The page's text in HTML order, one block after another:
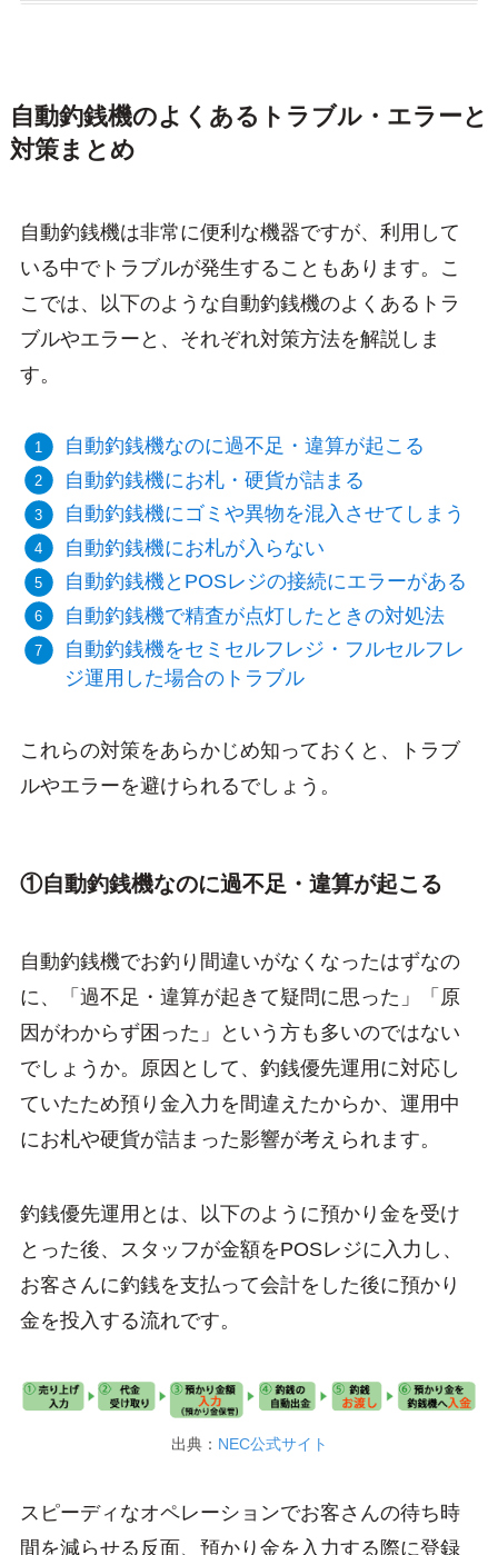
自動釣銭機のよくあるトラブル・エラーと
対策まとめ
自動釣銭機は非常に便利な機器ですが、利用して
いる中でトラブルが発生することもあります。こ
こでは、以下のような自動釣銭機のよくあるトラ
ブルやエラーと、それぞれ対策方法を解説しま
す。
自動釣銭機なのに過不足・違算が起こる
自動釣銭機にお札・硬貨が詰まる
自動釣銭機にゴミや異物を混入させてしまう
自動釣銭機にお札が入らない
自動釣銭機とPOSレジの接続にエラーがある
自動釣銭機で精査が点灯したときの対処法
自動釣銭機をセミセルフレジ・フルセルフレ
ジ運用した場合のトラブル
これらの対策をあらかじめ知っておくと、トラブ
ルやエラーを避けられるでしょう。
①自動釣銭機なのに過不足・違算が起こる
自動釣銭機でお釣り間違いがなくなったはずなの
に、「過不足・違算が起きて疑問に思った」「原
因がわからず困った」という方も多いのではない
でしょうか。原因として、釣銭優先運用に対応し
ていたため預り金入力を間違えたからか、運用中
にお札や硬貨が詰まった影響が考えられます。
釣銭優先運用とは、以下のように預かり金を受け
とった後、スタッフが金額をPOSレジに入力し、
お客さんに釣銭を支払って会計をした後に預かり
金を投入する流れです。
出典： NEC公式サイト
スピーディなオペレーションでお客さんの待ち時
間を減らせる反面、預かり金を入力する際に登録